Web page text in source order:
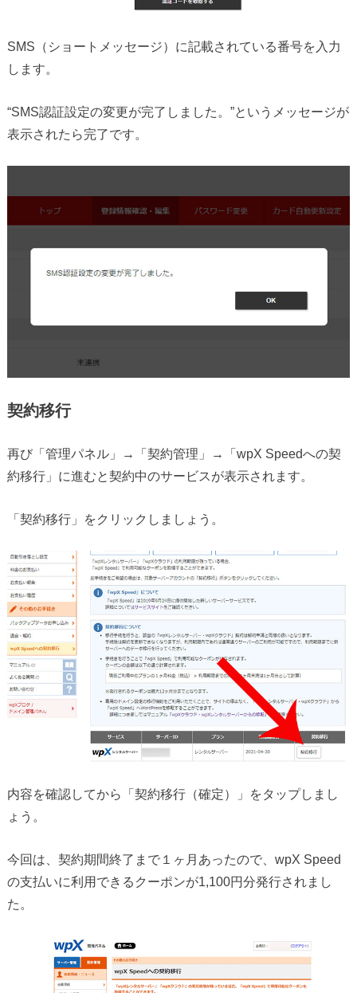
SMS（ショートメッセージ）に記載されている番号を入力
します。
“SMS認証設定の変更が完了しました。”というメッセージが
表示されたら完了です。
契約移行
再び「管理パネル」→「契約管理」→「wpX Speedへの契
約移行」に進むと契約中のサービスが表示されます。
「契約移行」をクリックしましょう。
内容を確認してから「契約移行（確定）」をタップしまし
ょう。
今回は、契約期間終了まで１ヶ月あったので、wpX Speed
の支払いに利用できるクーポンが1,100円分発行されまし
た。